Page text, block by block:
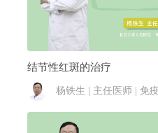
结节性红斑的治疗
杨铁生 | 主任医师 | 免